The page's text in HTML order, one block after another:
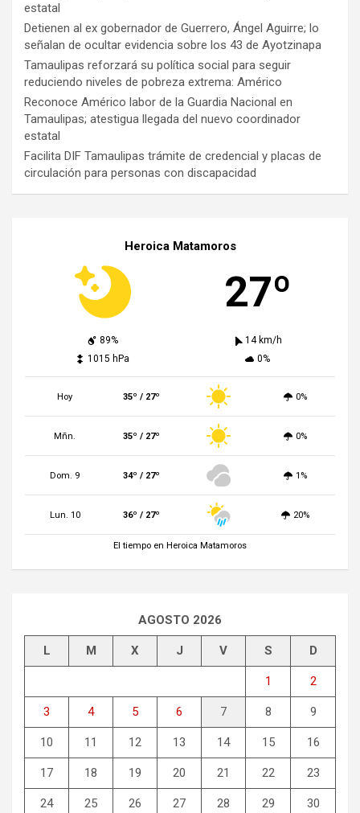
estatal
Detienen al ex gobernador de Guerrero, Ángel Aguirre; lo
señalan de ocultar evidencia sobre los 43 de Ayotzinapa
Tamaulipas reforzará su política social para seguir
reduciendo niveles de pobreza extrema: Américo
Reconoce Américo labor de la Guardia Nacional en
Tamaulipas; atestigua llegada del nuevo coordinador
estatal
Facilita DIF Tamaulipas trámite de credencial y placas de
circulación para personas con discapacidad
Heroica Matamoros
27º
89%
14 km/h
1015 hPa
0%
Hoy 35º / 27º 0%
Mñn. 35º / 27º 0%
Dom. 9 34º / 27º 1%
Lun. 10 36º / 27º 20%
El tiempo en Heroica Matamoros
AGOSTO 2026
L M X J V S D
1 2
3 4 5 6 7 8 9
10 11 12 13 14 15 16
17 18 19 20 21 22 23
24 25 26 27 28 29 30